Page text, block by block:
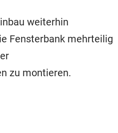
weiterhin
Fensterbank mehrteilig
zu montieren.